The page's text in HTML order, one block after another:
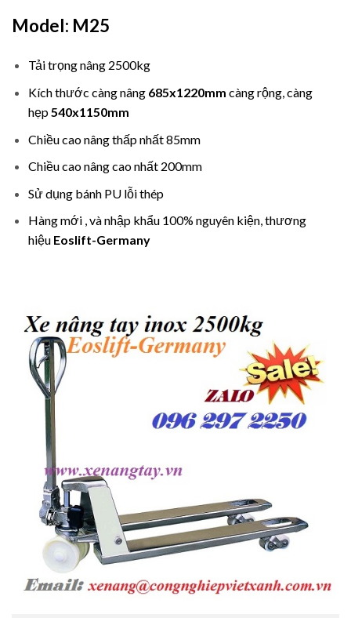
Model: M25
Tải trọng nâng 2500kg
Kích thước càng nâng 685x1220mm càng rộng, càng
hẹp540x1150mm
Chiều cao nâng thấp nhất 85mm
Chiều cao nâng cao nhất 200mm
Sử dụng bánh PU lỗi thép
Hàng mới , và nhập khẩu 100% nguyên kiện, thương
hiệu Eoslift-Germany